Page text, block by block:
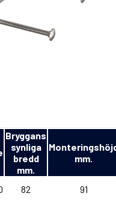
Bryggans
synliga
bredd
mm.
mm.
82
91